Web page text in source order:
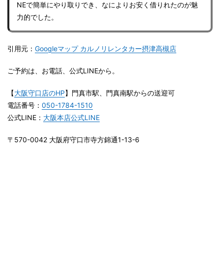
NEで簡単にやり取りでき、なによりお安く借りれたのが魅
力的でした。
引用元： Googleマップ カルノリレンタカー摂津高槻店
ご予約は、お電話、公式LINEから。
【大阪守口店のHP】門真市駅、門真南駅からの送迎可
電話番号： 050-1784-1510
公式LINE： 大阪本店公式LINE
〒570-0042 大阪府守口市寺方錦通1-13-6